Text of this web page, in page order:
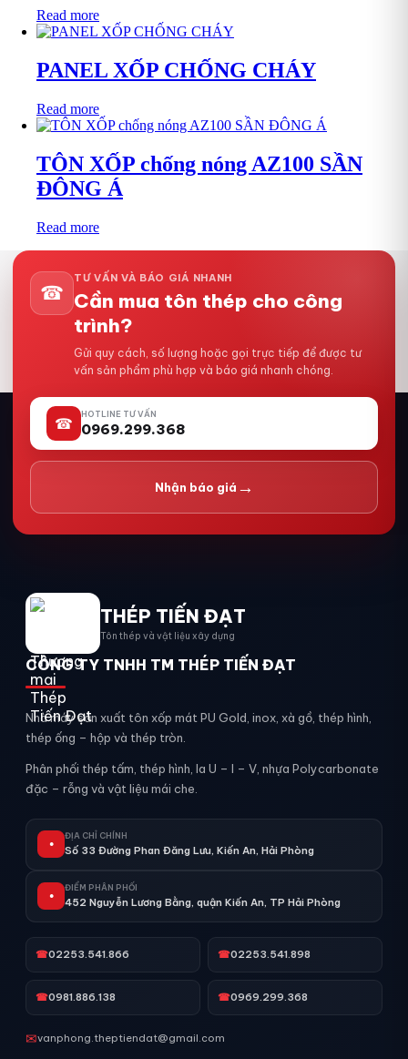
Read more
PANEL XỐP CHỐNG CHÁY
Read more
TÔN XỐP chống nóng AZ100 SẦN
ĐÔNG Á
Read more
☎
TƯ VẤN VÀ BÁO GIÁ NHANH
Cần mua tôn thép cho công
trình?
Gửi quy cách, số lượng hoặc gọi trực tiếp để được tư
vấn sản phẩm phù hợp và báo giá nhanh chóng.
☎
HOTLINE TƯ VẤN
0969.299.368
Nhận báo giá →
THÉP TIẾN ĐẠT
Tôn thép và vật liệu xây dựng
CÔNG TY TNHH TM THÉP TIẾN ĐẠT
Nhà máy sản xuất tôn xốp mát PU Gold, inox, xà gồ, thép hình,
thép ống – hộp và thép tròn.
Phân phối thép tấm, thép hình, la U – I – V, nhựa Polycarbonate
đặc – rỗng và vật liệu mái che.
●
ĐỊA CHỈ CHÍNH
Số 33 Đường Phan Đăng Lưu, Kiến An, Hải Phòng
●
ĐIỂM PHÂN PHỐI
452 Nguyễn Lương Bằng, quận Kiến An, TP Hải Phòng
☎02253.541.866 ☎02253.541.898
☎0981.886.138 ☎0969.299.368
✉vanphong.theptiendat@gmail.com